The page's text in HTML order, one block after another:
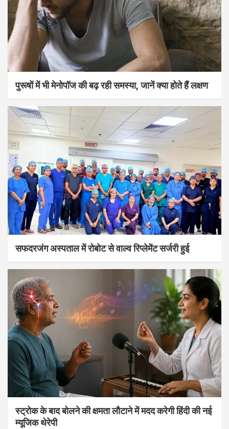
पुरूषों में भी मेनोपॉज की बढ़ रही समस्या, जानें क्या होते हैं लक्षण
सफदरजंग अस्पताल में रोबोट से वाल्व रिप्लेमेंट सर्जरी हुई
स्ट्रोक के बाद बोलने की क्षमता लौटाने में मदद करेगी हिंदी की नई
म्यूजिक थेरेपी